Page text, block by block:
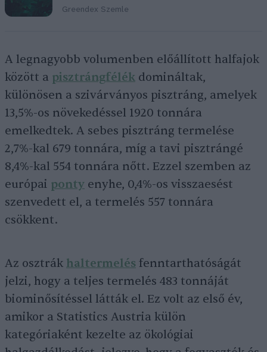
Greendex Szemle
A legnagyobb volumenben előállított halfajok
között a pisztrángfélék domináltak,
különösen a szivárványos pisztráng, amelyek
13,5%-os növekedéssel 1920 tonnára
emelkedtek. A sebes pisztráng termelése
2,7%-kal 679 tonnára, míg a tavi pisztrángé
8,4%-kal 554 tonnára nőtt. Ezzel szemben az
európai ponty enyhe, 0,4%-os visszaesést
szenvedett el, a termelés 557 tonnára
csökkent.
Az osztrák haltermelés fenntarthatóságát
jelzi, hogy a teljes termelés 483 tonnáját
biominősítéssel látták el. Ez volt az első év,
amikor a Statistics Austria külön
kategóriaként kezelte az ökológiai